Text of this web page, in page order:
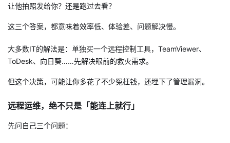
者
我
的
博
客
我
的
论
坛
我
的
圈
我
的
我
让他拍照发给你？还是跑过去看？
这三个答案，都意味着效率低、体验差、问题解决慢。
大多数IT的解法是：单独买一个远程控制工具，TeamViewer、
ToDesk、向日葵……先解决眼前的救火需求。
但这个决策，可能让你多花了不少冤枉钱，还埋下了管理漏洞。
远程运维，绝不只是「能连上就行」
先问自己三个问题：